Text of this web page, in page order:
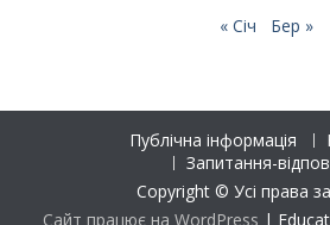
« Січ Бер »
Публічна інформація
Запитання-
Copyright © Усі права
Сайт працює на WordPress |